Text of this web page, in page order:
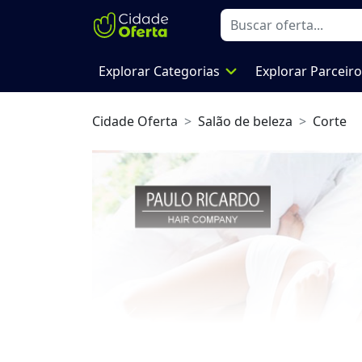
Explorar Categorias expand_more Explorar
Cidade Oferta Salão de beleza Corte